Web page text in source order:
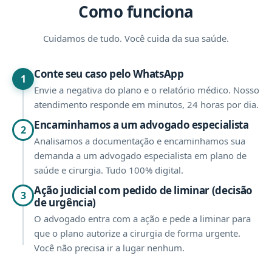
Como funciona
Cuidamos de tudo. Você cuida da sua saúde.
1 Conte seu caso pelo WhatsApp
Envie a negativa do plano e o relatório médico. Nosso
atendimento responde em minutos, 24 horas por dia.
2 Encaminhamos a um advogado especialista
Analisamos a documentação e encaminhamos sua
demanda a um advogado especialista em plano de
saúde e cirurgia. Tudo 100% digital.
3
Ação judicial com pedido de liminar (decisão
de urgência)
O advogado entra com a ação e pede a liminar para
que o plano autorize a cirurgia de forma urgente.
Você não precisa ir a lugar nenhum.